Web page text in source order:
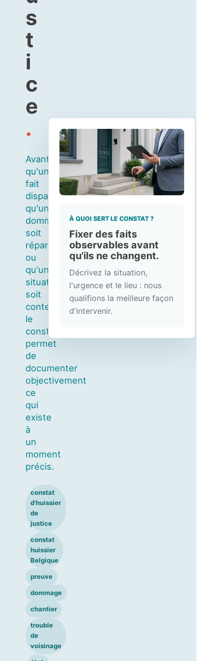
s
t
i
c
e
.
Avant
qu'un
fait
disparaisse,
qu'un
dommage
soit
réparé
ou
qu'une
situation
soit
contestée,
le
constat
permet
de
documenter
objectivement
ce
qui
existe
à
un
moment
précis.
constat
d'huissier
de
justice
constat
huissier
Belgique
preuve
dommage
chantier
trouble
de
voisinage
À QUOI SERT LE CONSTAT ?
Fixer des faits
observables avant
qu'ils ne changent.
Décrivez la situation,
l'urgence et le lieu : nous
qualifions la meilleure façon
d'intervenir.